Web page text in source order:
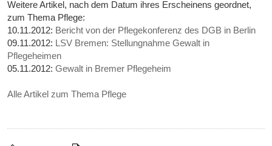
Weitere Artikel, nach dem Datum ihres Erscheinens geordnet,
zum Thema Pflege:
10.11.2012: Bericht von der Pflegekonferenz des DGB in Berlin
09.11.2012: LSV Bremen: Stellungnahme Gewalt in
Pflegeheimen
05.11.2012:Gewalt in Bremer Pflegeheim
Alle Artikel zum Thema Pflege